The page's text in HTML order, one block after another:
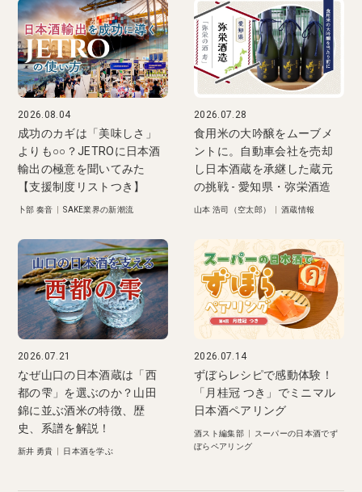
2026.08.04
成功のカギは「美味しさ」
よりも○○？JETROに日本酒
輸出の極意を聞いてみた
【支援制度リストつき】
卜部 奏音 |SAKE業界の新潮流
2026.07.28
食用米の大吟醸をムーブメ
ントに。自動車会社を売却
し日本酒蔵を承継した蔵元
の挑戦 - 愛知県・弥栄酒造
山本 浩司（空太郎） 酒蔵情報
2026.07.21
なぜ山口の日本酒蔵は「西
都の雫」を選ぶのか？山田
錦に並ぶ酒米の特徴、歴
史、系譜を解説！
新井 勇貴 日本酒を学ぶ
2026.07.14
ずぼらレシピで感動体験！
「月桂冠 つき」でミニマル
日本酒ペアリング
酒スト編集部
スーパーの日本酒でず
ぼらペアリング